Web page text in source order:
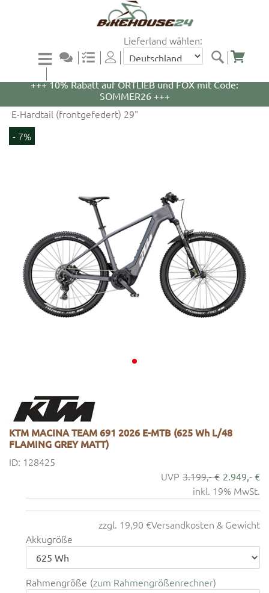
Lieferland wählen:
+++ 5% Rabatt auf WOOM Bikes und Zubehör mit
+++ 10% Rabatt auf ORTLIEB und FOX mit Code:
SOMMER26 +++
E-Hardtail (frontgefedert) 29"
- 7%
KTM MACINA TEAM 691 2026 E-MTB (625 Wh L/48
FLAMING GREY MATT)
ID: 128425
3.199,- € 2.949,- €
inkl. 19% MwSt.
zzgl. 19,90 €Versandkosten & Gewicht
Akkugröße
Rahmengröße zum Rahmengrößenrechner